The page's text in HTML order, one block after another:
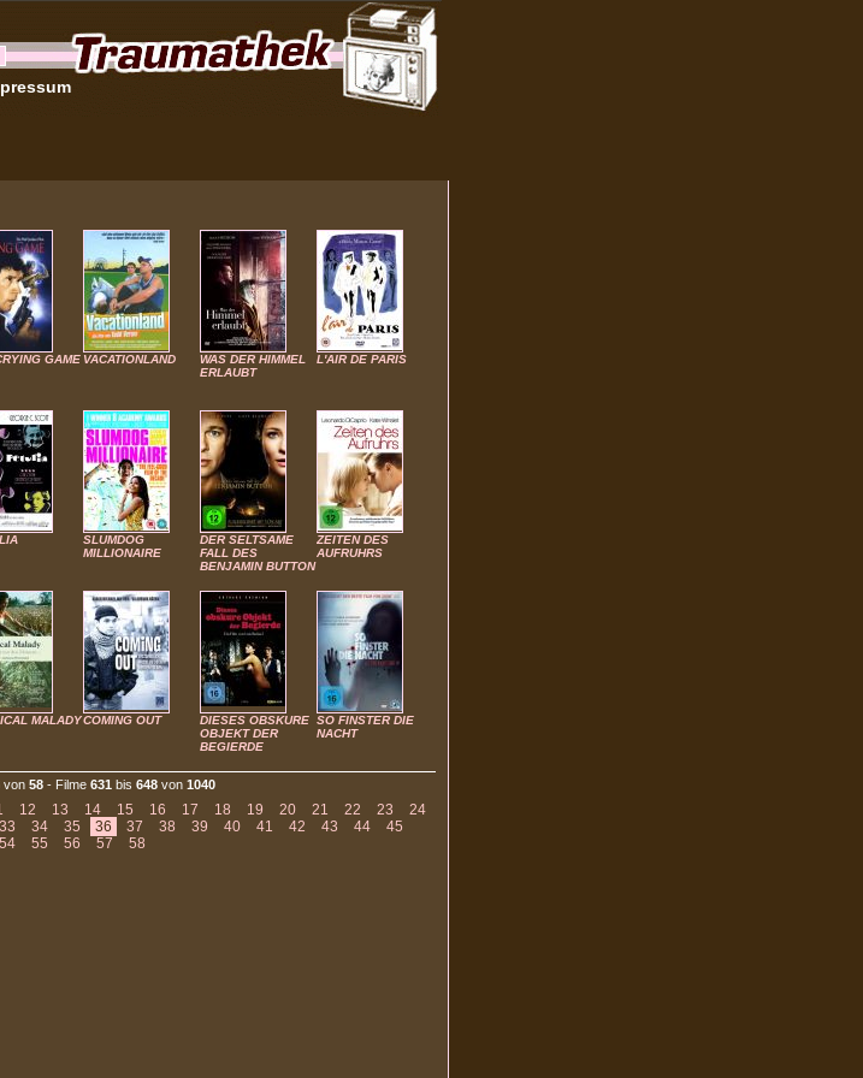
GAME VACATIONLAND
WAS DER HIMMEL
ERLAUBT
L'AIR DE PARIS
SLUMDOG
MILLIONAIRE
DER SELTSAME
FALL DES
BENJAMIN BUTTON
ZEITEN DES
AUFRUHRS
MALADYCOMING OUT
DIESES OBSKURE
OBJEKT DER
BEGIERDE
SO FINSTER DIE
NACHT
von 58 - Filme 631 bis 648 von 1040
12 13 14 15 16 17 18 19 20 21 22 23
24
33 34 35 36 37 38 39 40 41 42 43 44
45
54 55 56 57 58